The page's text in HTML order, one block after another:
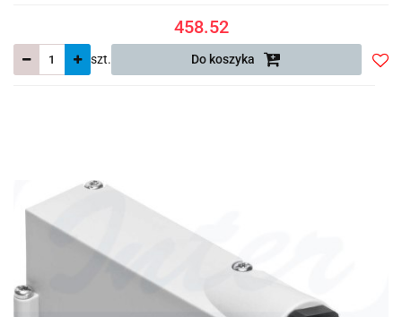
458.52
szt. Do koszyka